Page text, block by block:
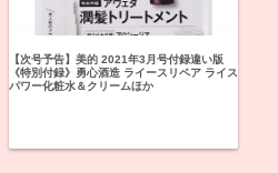
【次号予告】美的 2021年3月号付録違い版
《特別付録》勇心酒造 ライースリペア ライス
パワー化粧水＆クリームほか